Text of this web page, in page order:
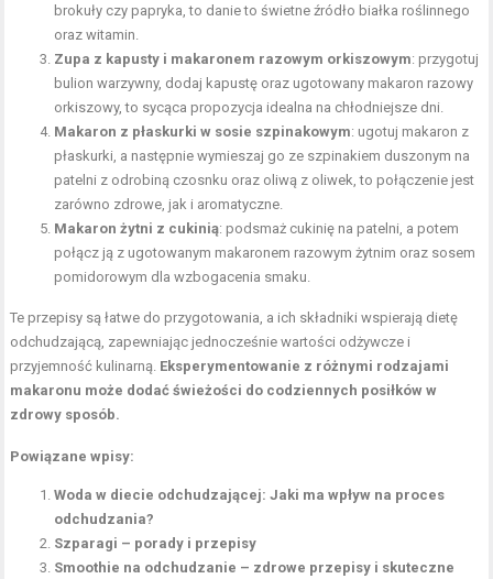
brokuły czy papryka, to danie to świetne źródło białka roślinnego
oraz witamin.
Zupa z kapusty i makaronem razowym orkiszowym: przygotuj
bulion warzywny, dodaj kapustę oraz ugotowany makaron razowy
orkiszowy, to sycąca propozycja idealna na chłodniejsze dni.
Makaron z płaskurki w sosie szpinakowym: ugotuj makaron z
płaskurki, a następnie wymieszaj go ze szpinakiem duszonym na
patelni z odrobiną czosnku oraz oliwą z oliwek, to połączenie jest
zarówno zdrowe, jak i aromatyczne.
Makaron żytni z cukinią: podsmaż cukinię na patelni, a potem
połącz ją z ugotowanym makaronem razowym żytnim oraz sosem
pomidorowym dla wzbogacenia smaku.
Te przepisy są łatwe do przygotowania, a ich składniki wspierają dietę
odchudzającą, zapewniając jednocześnie wartości odżywcze i
przyjemność kulinarną. Eksperymentowanie z różnymi rodzajami
makaronu może dodać świeżości do codziennych posiłków w
zdrowy sposób.
Powiązane wpisy:
Woda w diecie odchudzającej: Jaki ma wpływ na proces
odchudzania?
Szparagi – porady i przepisy
Smoothie na odchudzanie – zdrowe przepisy i skuteczne